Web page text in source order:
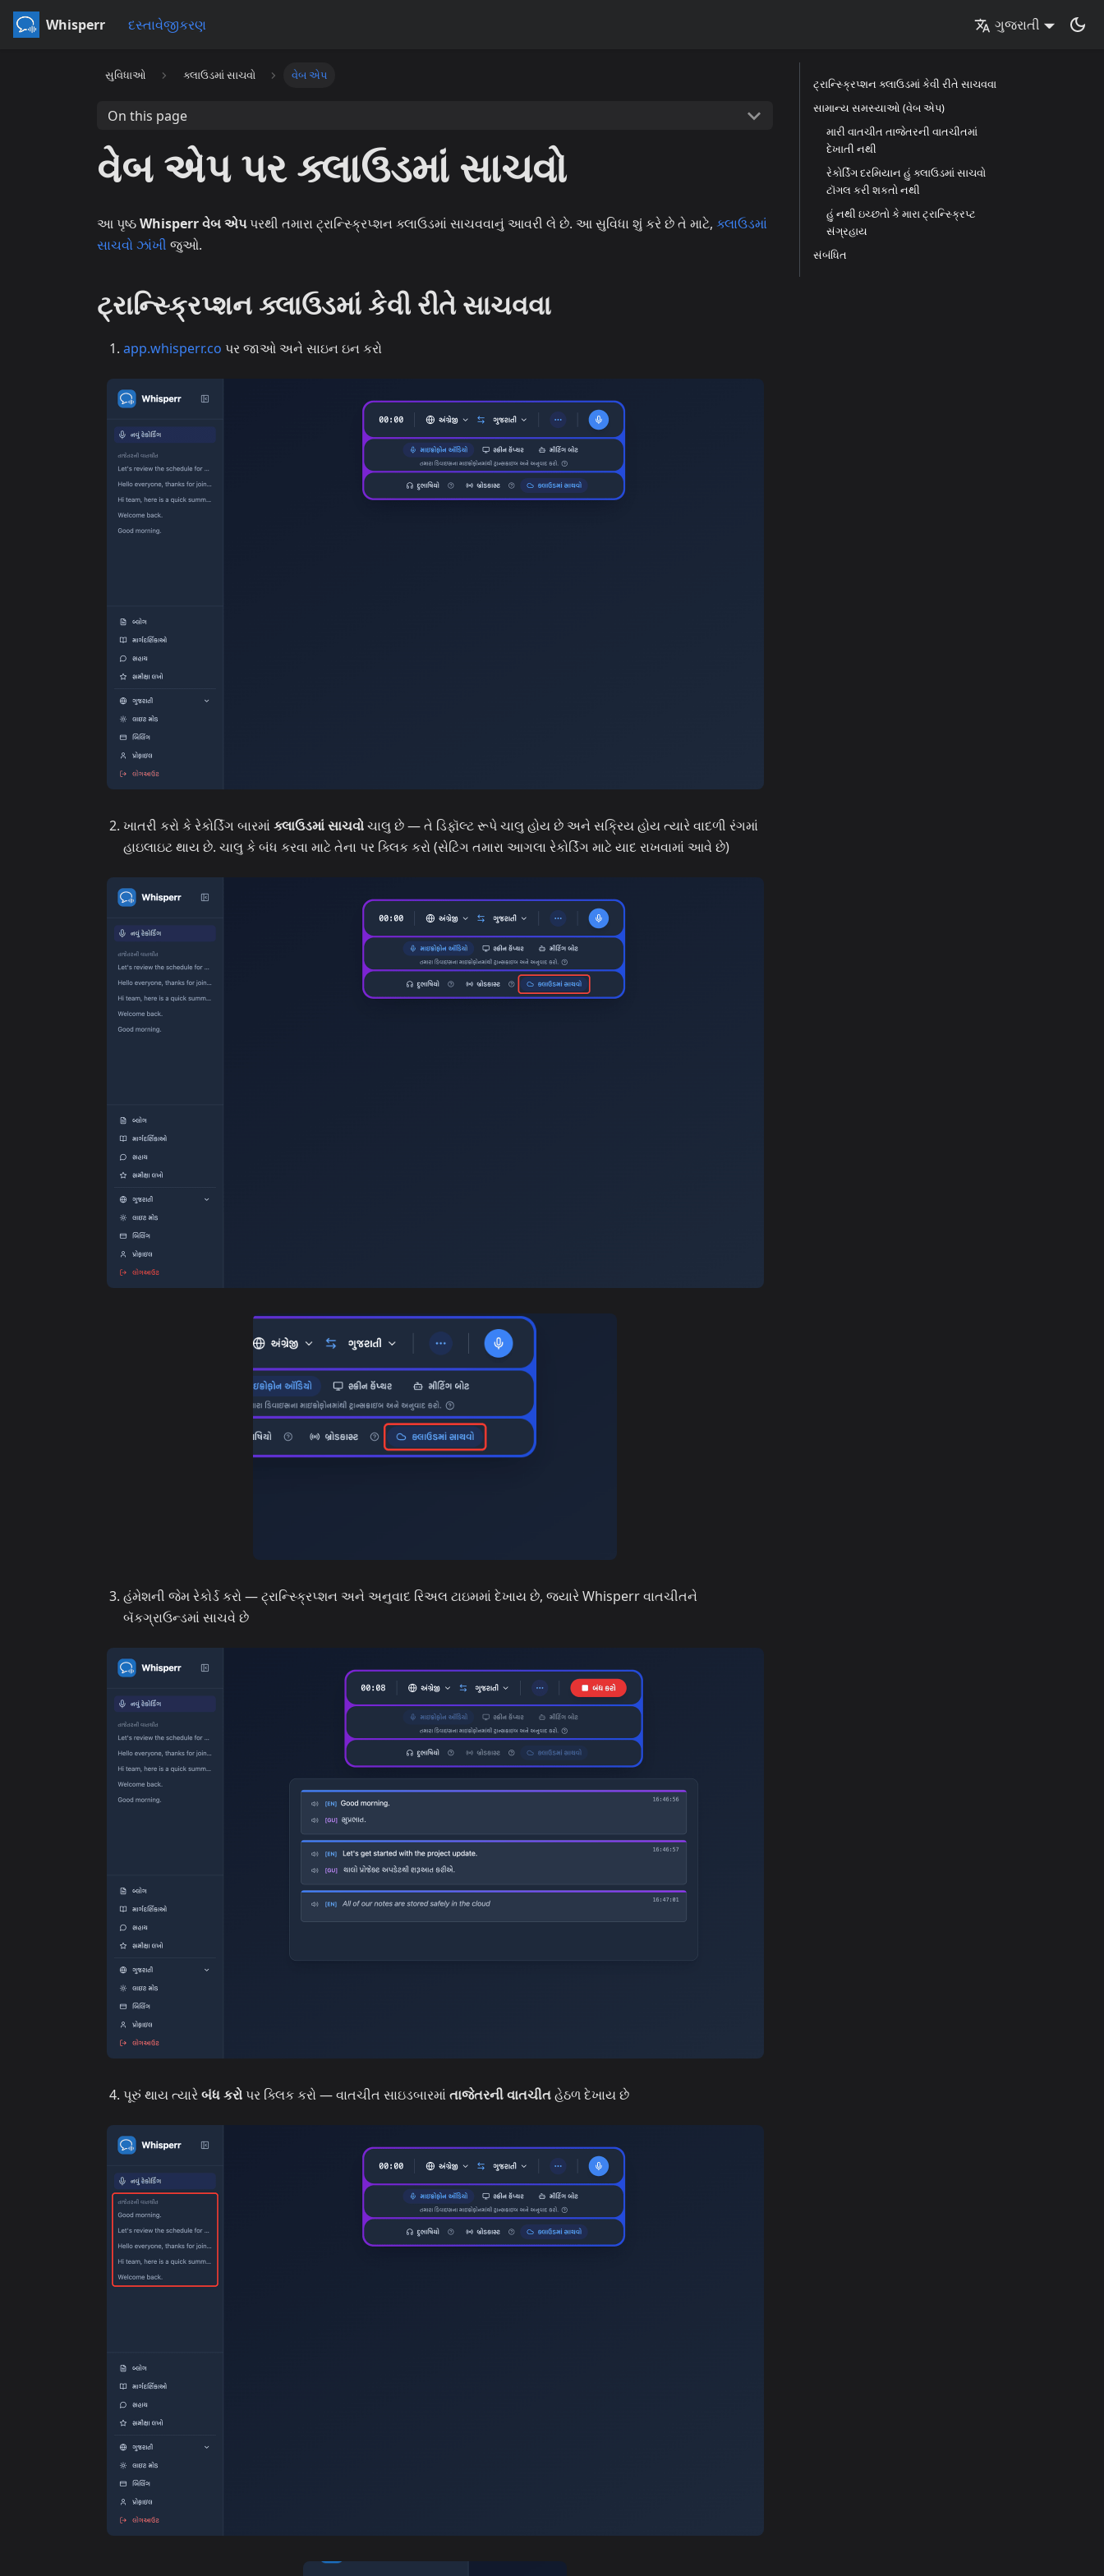
Whisperr દસ્તાવેજીકરણ ગુજરાતી
સુવિધાઓ ક્લાઉડમાં સાચવો વેબ એપ
On this page
વેબ એપ પર ક્લાઉડમાં સાચવો
આ પૃષ્ઠWhisperr વેબ એપપરથી તમારા ટ્રાન્સ્ક્રિપ્શન ક્લાઉડમાં સાચવવાનું આવરી લે છે. આ સુવિધા શું કરે છે તે માટે, ક્લાઉડમાં
સાચવો ઝાંખી જુઓ.
ટ્રાન્સ્ક્રિપ્શન ક્લાઉડમાં કેવી રીતે સાચવવા
app.whisperr.co પર જાઓ અને સાઇન ઇન કરો
ખાતરી કરો કે રેકોર્ડિંગ બારમાં ક્લાઉડમાં સાચવોચાલુ છે — તે ડિફૉલ્ટ રૂપે ચાલુ હોય છે અને સક્રિય હોય ત્યારે વાદળી રંગમાં
હાઇલાઇટ થાય છે. ચાલુ કે બંધ કરવા માટે તેના પર ક્લિક કરો (સેટિંગ તમારા આગલા રેકોર્ડિંગ માટે યાદ રાખવામાં આવે છે)
હંમેશની જેમ રેકોર્ડ કરો — ટ્રાન્સ્ક્રિપ્શન અને અનુવાદ રિઅલ ટાઇમમાં દેખાય છે, જ્યારે Whisperr વાતચીતને
બૅકગ્રાઉન્ડમાં સાચવે છે
પૂરું થાય ત્યારેબંધ કરોપર ક્લિક કરો — વાતચીત સાઇડબારમાં તાજેતરની વાતચીતહેઠળ દેખાય છે
ટ્રાન્સ્ક્રિપ્શન ક્લાઉડમાં કેવી રીતે સાચવવા
સામાન્ય સમસ્યાઓ (વેબ એપ)
મારી વાતચીત તાજેતરની વાતચીતમાં
દેખાતી નથી
રેકોર્ડિંગ દરમિયાન હું ક્લાઉડમાં સાચવો
ટૉગલ કરી શકતો નથી
હું નથી ઇચ્છતો કે મારા ટ્રાન્સ્ક્રિપ્ટ
સંગ્રહાય
સંબંધિત